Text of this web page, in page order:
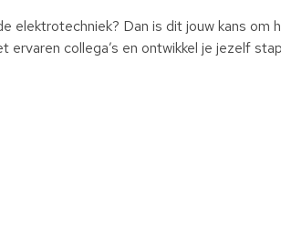
elektrotechniek? Dan is dit jouw kans om
collega’s en ontwikkel je jezelf